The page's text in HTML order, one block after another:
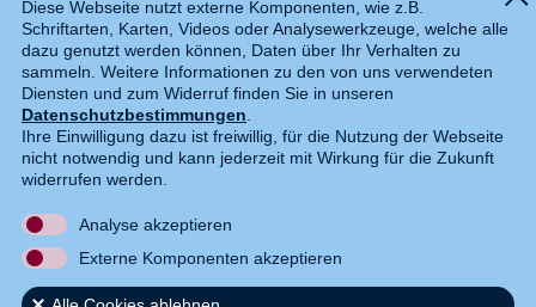
Datenschutz
Shop
Widerruf
Kontakt
DE EN
Diese Webseite nutzt externe Komponenten, wie z.B.
Schriftarten, Karten, Videos oder Analysewerkzeuge, welche alle
dazu genutzt werden können, Daten über Ihr Verhalten zu
sammeln. Weitere Informationen zu den von uns verwendeten
Diensten und zum Widerruf finden Sie in unseren
Datenschutzbestimmungen.
Ihre Einwilligung dazu ist freiwillig, für die Nutzung der Webseite
nicht notwendig und kann jederzeit mit Wirkung für die Zukunft
widerrufen werden.
Analyse akzeptieren
Externe Komponenten akzeptieren